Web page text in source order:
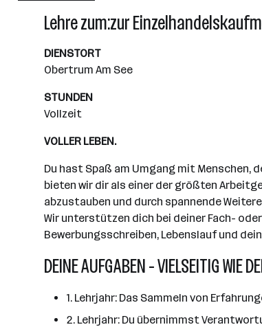
Wiener Neudorf
Lehre zum:zur
DIENSTORT
Obertrum Am See
STUNDEN
Vollzeit
VOLLER LEBEN.
Du hast Spaß am Umgang mit Menschen,
bieten wir dir als einer der größten
abzustauben und durch spannende
Wir unterstützen dich bei deiner Fach-
Bewerbungsschreiben, Lebenslauf und
DEINE AUFGABEN - VIELSEITIG WIE
1. Lehrjahr: Das Sammeln von
2. Lehrjahr: Du übernimmst